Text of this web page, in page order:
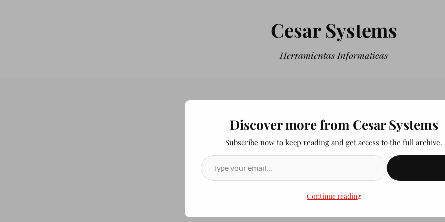
Cesar Systems
Herramientas Informaticas
Discover more from Cesar Systems
Subscribe now to keep reading and get access to the full archive.
Continue reading